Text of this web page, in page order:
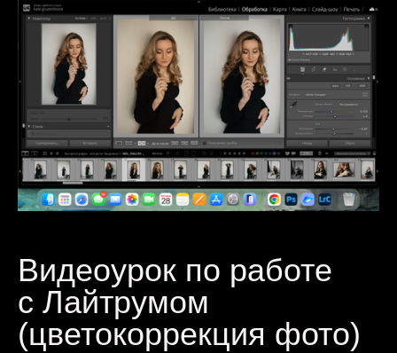
Видеоурок по работе
с Лайтрумом
(цветокоррекция фото)